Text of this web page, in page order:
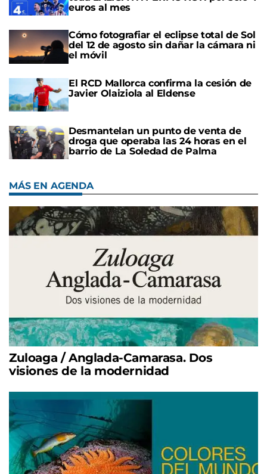
euros al mes
Cómo fotografiar el eclipse total de Sol
del 12 de agosto sin dañar la cámara ni
el móvil
El RCD Mallorca confirma la cesión de
Javier Olaiziola al Eldense
Desmantelan un punto de venta de
droga que operaba las 24 horas en el
barrio de La Soledad de Palma
MÁS EN AGENDA
Zuloaga / Anglada-Camarasa. Dos
visiones de la modernidad